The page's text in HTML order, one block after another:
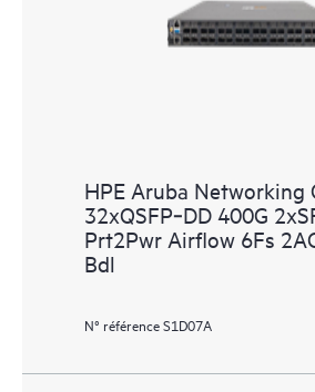
HPE Aruba Networking
32xQSFP‑DD 400G
Prt2Pwr Airflow 6Fs
Bdl
N° référence S1D07A